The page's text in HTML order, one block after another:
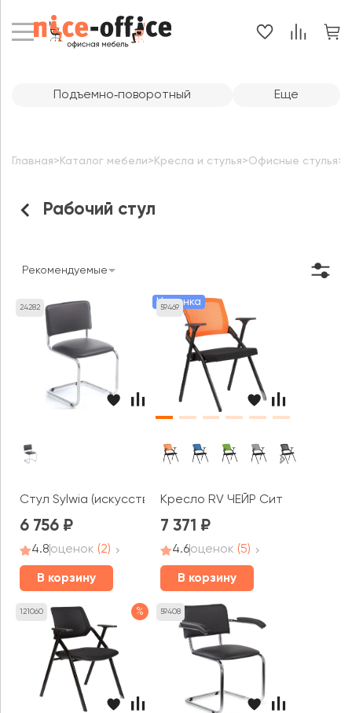
Рабочий стул
Главная> Каталог мебели> Кресла и стулья>Офисные стулья>
Подъемно‑поворотный Еще
Рекомендуемые
24282
Стул Sylwia (искусственная кожа)
6 756
4.8оценок (2)
В корзину
59469
Новинка
Кресло RV ЧЕЙР Сит / Seat
7 371
4.6оценок (5)
В корзину
121060 % 59408